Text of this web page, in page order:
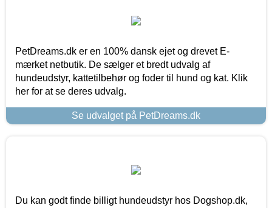
PetDreams.dk er en 100% dansk ejet og drevet E-
mærket netbutik. De sælger et bredt udvalg af
hundeudstyr, kattetilbehør og foder til hund og kat. Klik
her for at se deres udvalg.
Se udvalget på PetDreams.dk
Du kan godt finde billigt hundeudstyr hos Dogshop.dk,